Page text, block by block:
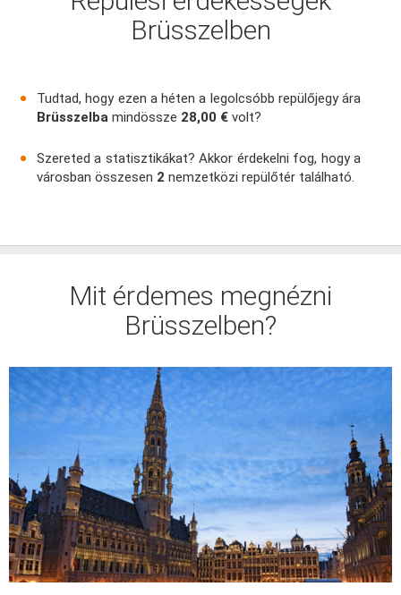
Brüsszelben
Tudtad, hogy ezen a héten a legolcsóbb repülőjegy ára
Brüsszelba mindössze 28,00 € volt?
Szereted a statisztikákat? Akkor érdekelni fog, hogy a
városban összesen 2 nemzetközi repülőtér található.
Mit érdemes megnézni
Brüsszelben?